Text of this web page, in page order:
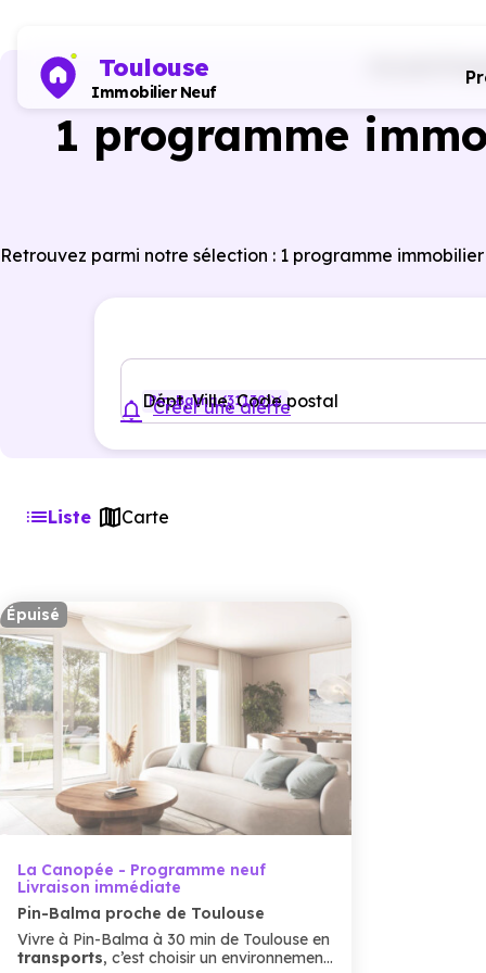
Toulouse
Immobilier Neuf
1 programme
Retrouvez parmi notre sélection : 1 programme
Dépt, Ville, Code postal
Pin-Balma (31130)
Créer une alerte
Liste Carte
Épuisé
La Canopée - Programme neuf
Livraison immédiate
Pin-Balma proche de Toulouse
Vivre à Pin-Balma à 30 min de Toulouse en
transports, c’est choisir un environnement